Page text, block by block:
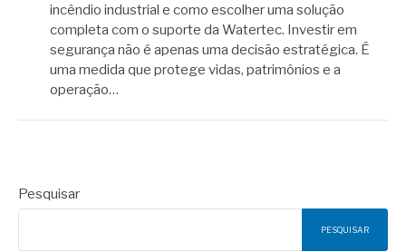
incêndio industrial e como escolher uma solução
completa com o suporte da Watertec. Investir em
segurança não é apenas uma decisão estratégica. É
uma medida que protege vidas, patrimônios e a
operação…
Pesquisar
PESQUISAR